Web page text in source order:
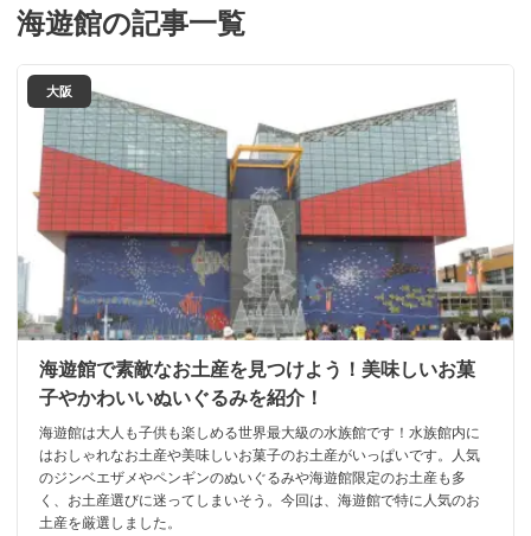
海遊館の記事一覧
大阪
海遊館で素敵なお土産を見つけよう！美味しいお菓
子やかわいいぬいぐるみを紹介！
海遊館は大人も子供も楽しめる世界最大級の水族館です！水族館内に
はおしゃれなお土産や美味しいお菓子のお土産がいっぱいです。人気
のジンベエザメやペンギンのぬいぐるみや海遊館限定のお土産も多
く、お土産選びに迷ってしまいそう。今回は、海遊館で特に人気のお
土産を厳選しました。